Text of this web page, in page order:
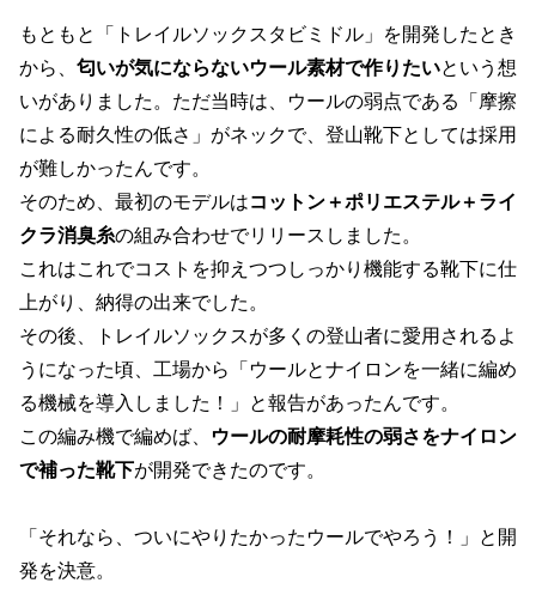
もともと「トレイルソックスタビミドル」を開発したとき
から、 匂いが気にならないウール素材で作りたいという想
いがありました。ただ当時は、ウールの弱点である「摩擦
による耐久性の低さ」がネックで、登山靴下としては採用
が難しかったんです。
そのため、最初のモデルはコットン＋ポリエステル＋ライ
クラ消臭糸の組み合わせでリリースしました。
これはこれでコストを抑えつつしっかり機能する靴下に仕
上がり、納得の出来でした。
その後、トレイルソックスが多くの登山者に愛用されるよ
うになった頃、工場から「ウールとナイロンを一緒に編め
る機械を導入しました！」と報告があったんです。
この編み機で編めば、 ウールの耐摩耗性の弱さをナイロン
で補った靴下が開発できたのです。
「それなら、ついにやりたかったウールでやろう！」と開
発を決意。